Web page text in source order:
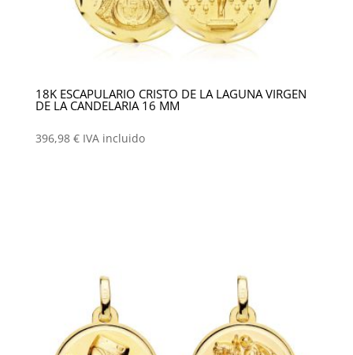
18K ESCAPULARIO CRISTO DE LA LAGUNA VIRGEN
DE LA CANDELARIA 16 MM
396,98 € IVA incluido